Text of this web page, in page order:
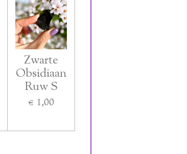
Zwarte
Obsidiaan
Ruw S
€ 1,00